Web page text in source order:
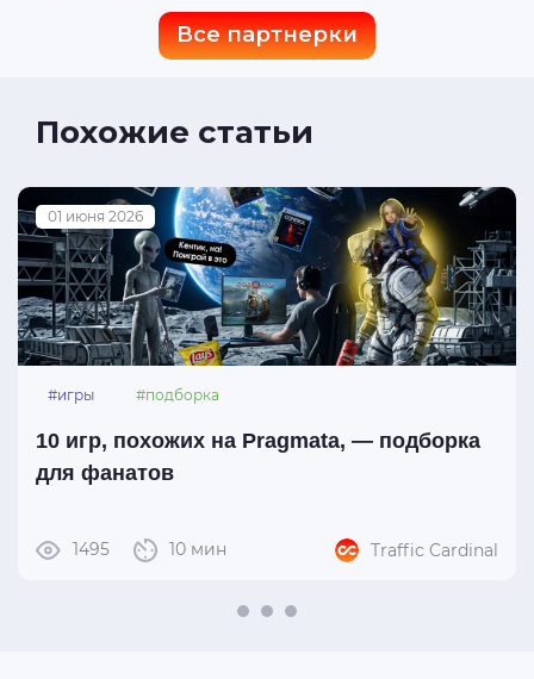
Все партнерки
Похожие статьи
01 июня 2026
#игры #подборка
10 игр, похожих на Pragmata, — подборка
для фанатов
1495 10 мин Traffic Cardinal